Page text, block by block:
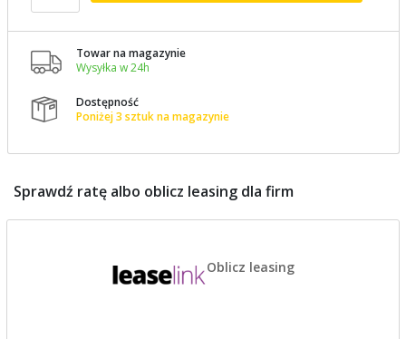

Towar na magazynie
Wysyłka w 24h

Dostępność
Poniżej 3 sztuk na magazynie
Sprawdź ratę albo oblicz leasing dla firm
Oblicz leasing